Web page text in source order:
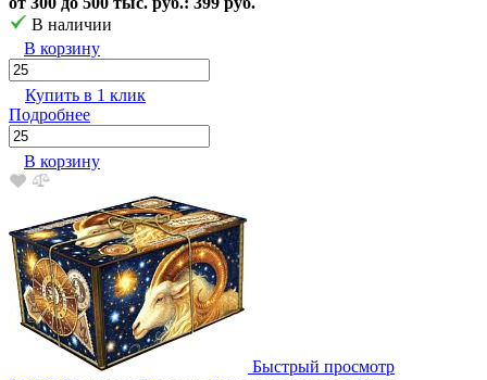
В наличии
В корзину
Купить в 1 клик
Подробнее
В корзину
Быстрый просмотр